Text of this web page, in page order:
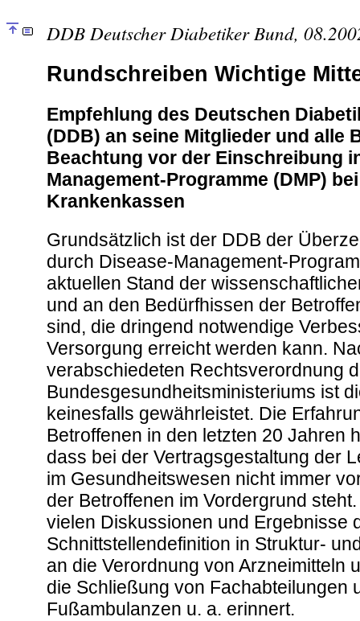
DDB Deutscher Diabetiker Bund,
Rundschreiben Wichtige
Empfehlung des Deutschen
(DDB) an seine Mitglieder und alle
Beachtung vor der Einschreibung
Management-Programme (DMP)
Krankenkassen
Grundsätzlich ist der DDB der
durch Disease-Management-
aktuellen Stand der
und an den Bedürfhissen der
sind, die dringend notwendige
Versorgung erreicht werden kann.
verabschiedeten Rechtsverordnung
Bundesgesundheitsministeriums ist
keinesfalls gewährleistet. Die
Betroffenen in den letzten 20 Jahren
dass bei der Vertragsgestaltung der
im Gesundheitswesen nicht immer
der Betroffenen im Vordergrund
vielen Diskussionen und Ergebnisse
Schnittstellendefinition in Struktur-
an die Verordnung von Arzneimitteln
die Schließung von Fachabteilungen
Fußambulanzen u. a. erinnert.